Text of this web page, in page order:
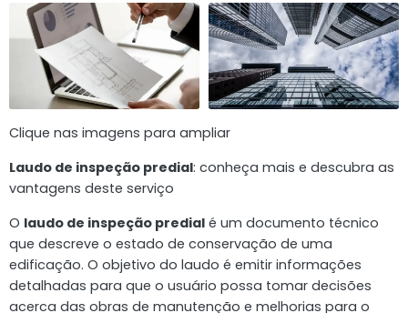
Clique nas imagens para ampliar
Laudo de inspeção predial: conheça mais e descubra as
vantagens deste serviço
O laudo de inspeção predial é um documento técnico
que descreve o estado de conservação de uma
edificação. O objetivo do laudo é emitir informações
detalhadas para que o usuário possa tomar decisões
acerca das obras de manutenção e melhorias para o